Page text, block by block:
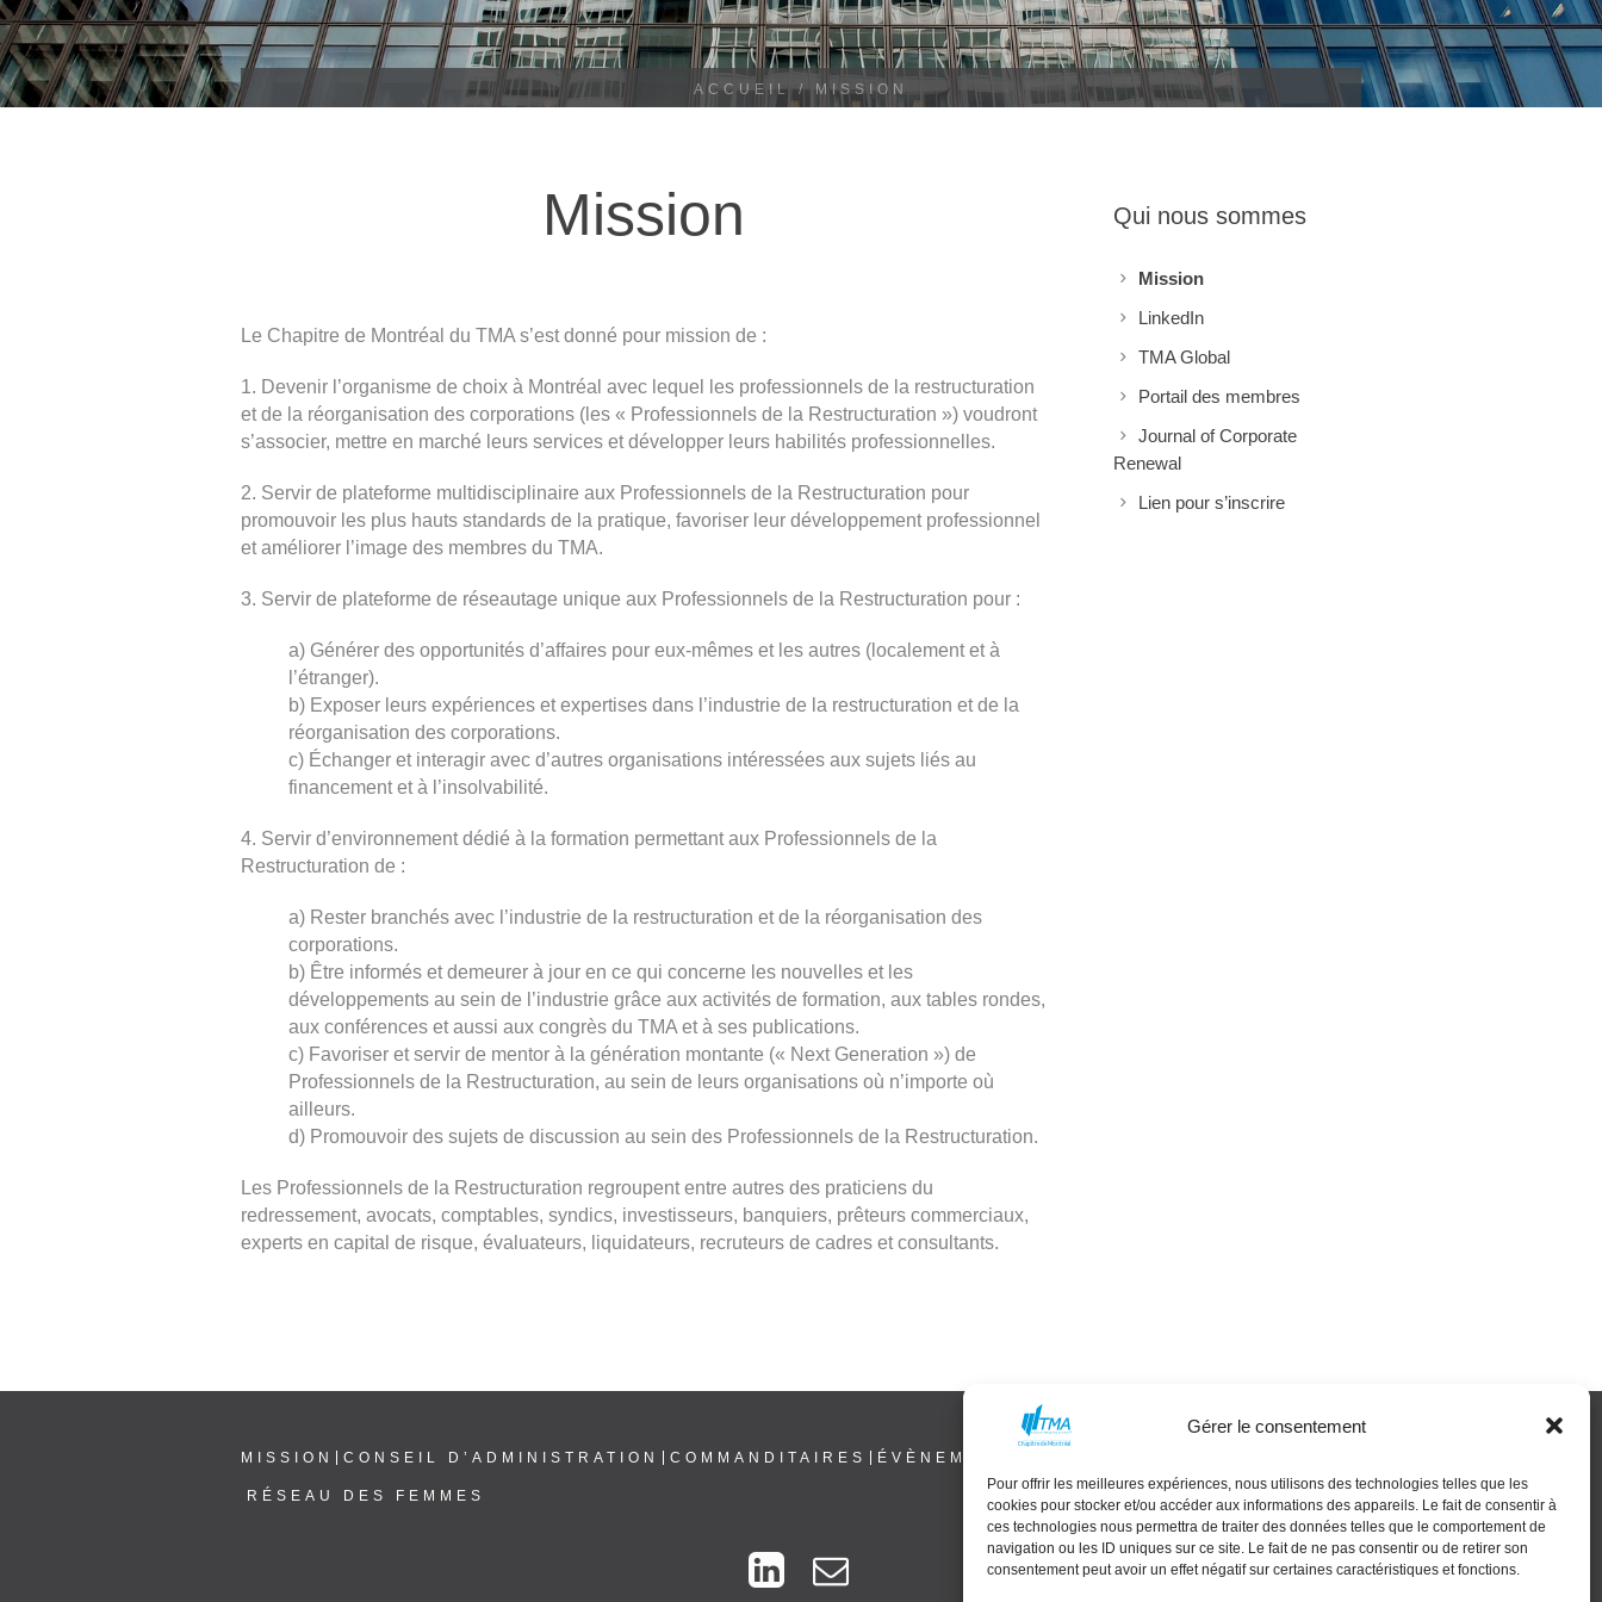
Gérer le consentement
Pour offrir les meilleures expériences, nous utilisons des technologies telles que les
cookies pour stocker et/ou accéder aux informations des appareils. Le fait de consentir à
ces technologies nous permettra de traiter des données telles que le comportement de
navigation ou les ID uniques sur ce site. Le fait de ne pas consentir ou de retirer son
consentement peut avoir un effet négatif sur certaines caractéristiques et fonctions.
ACCUEIL / MISSION
Mission
Le Chapitre de Montréal du TMA s’est donné pour mission de :
1. Devenir l’organisme de choix à Montréal avec lequel les professionnels de la restructuration
et de la réorganisation des corporations (les « Professionnels de la Restructuration ») voudront
s’associer, mettre en marché leurs services et développer leurs habilités professionnelles.
2. Servir de plateforme multidisciplinaire aux Professionnels de la Restructuration pour
promouvoir les plus hauts standards de la pratique, favoriser leur développement professionnel
et améliorer l’image des membres du TMA.
3. Servir de plateforme de réseautage unique aux Professionnels de la Restructuration pour :
a) Générer des opportunités d’affaires pour eux-mêmes et les autres (localement et à
l’étranger).
b) Exposer leurs expériences et expertises dans l’industrie de la restructuration et de la
réorganisation des corporations.
c) Échanger et interagir avec d’autres organisations intéressées aux sujets liés au
financement et à l’insolvabilité.
4. Servir d’environnement dédié à la formation permettant aux Professionnels de la
Restructuration de :
a) Rester branchés avec l’industrie de la restructuration et de la réorganisation des
corporations.
b) Être informés et demeurer à jour en ce qui concerne les nouvelles et les
développements au sein de l’industrie grâce aux activités de formation, aux tables rondes,
aux conférences et aussi aux congrès du TMA et à ses publications.
c) Favoriser et servir de mentor à la génération montante (« Next Generation ») de
Professionnels de la Restructuration, au sein de leurs organisations où n’importe où
ailleurs.
d) Promouvoir des sujets de discussion au sein des Professionnels de la Restructuration.
Les Professionnels de la Restructuration regroupent entre autres des praticiens du
redressement, avocats, comptables, syndics, investisseurs, banquiers, prêteurs commerciaux,
experts en capital de risque, évaluateurs, liquidateurs, recruteurs de cadres et consultants.
Qui nous sommes
Mission
LinkedIn
TMA Global
Portail des membres
Journal of Corporate
Renewal
Lien pour s’inscrire
MISSION CONSEIL D’ADMINISTRATION COMMANDITAIRES ÉVÈNEMENTS
RÉSEAU DES FEMMES